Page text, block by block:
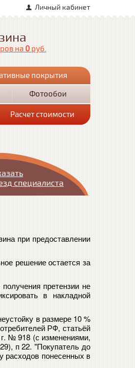
Личный кабинет
на 0 руб.
покрытия
Фотообои
Расчет стоимости
специалиста
при предоставлении
решение остается за
претензии не
в накладной
в размере 10 %
РФ, статьёй
№ 918 (с изменениями,
п 22. "Покупатель до
расходов понесенных в